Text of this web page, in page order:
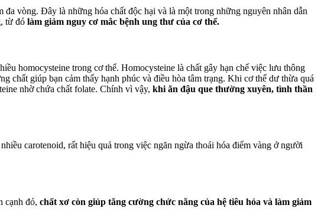
vòng. Đây là những hóa chất độc hại và là một trong những nguyên nhân dẫn
từ đó làm giảm nguy cơ mắc bệnh ung thư của cơ thể.
homocysteine trong cơ thể. Homocysteine là chất gây hạn chế việc lưu thông
chất giúp bạn cảm thấy hạnh phúc và điều hòa tâm trạng. Khi cơ thể dư thừa quá
nhờ chứa chất folate. Chính vì vậy, khi ăn đậu que thường xuyên, tình thần
carotenoid, rất hiệu quả trong việc ngăn ngừa thoái hóa điểm vàng ở người
cạnh đó, chất xơ còn giúp tăng cường chức năng của hệ tiêu hóa và làm giảm